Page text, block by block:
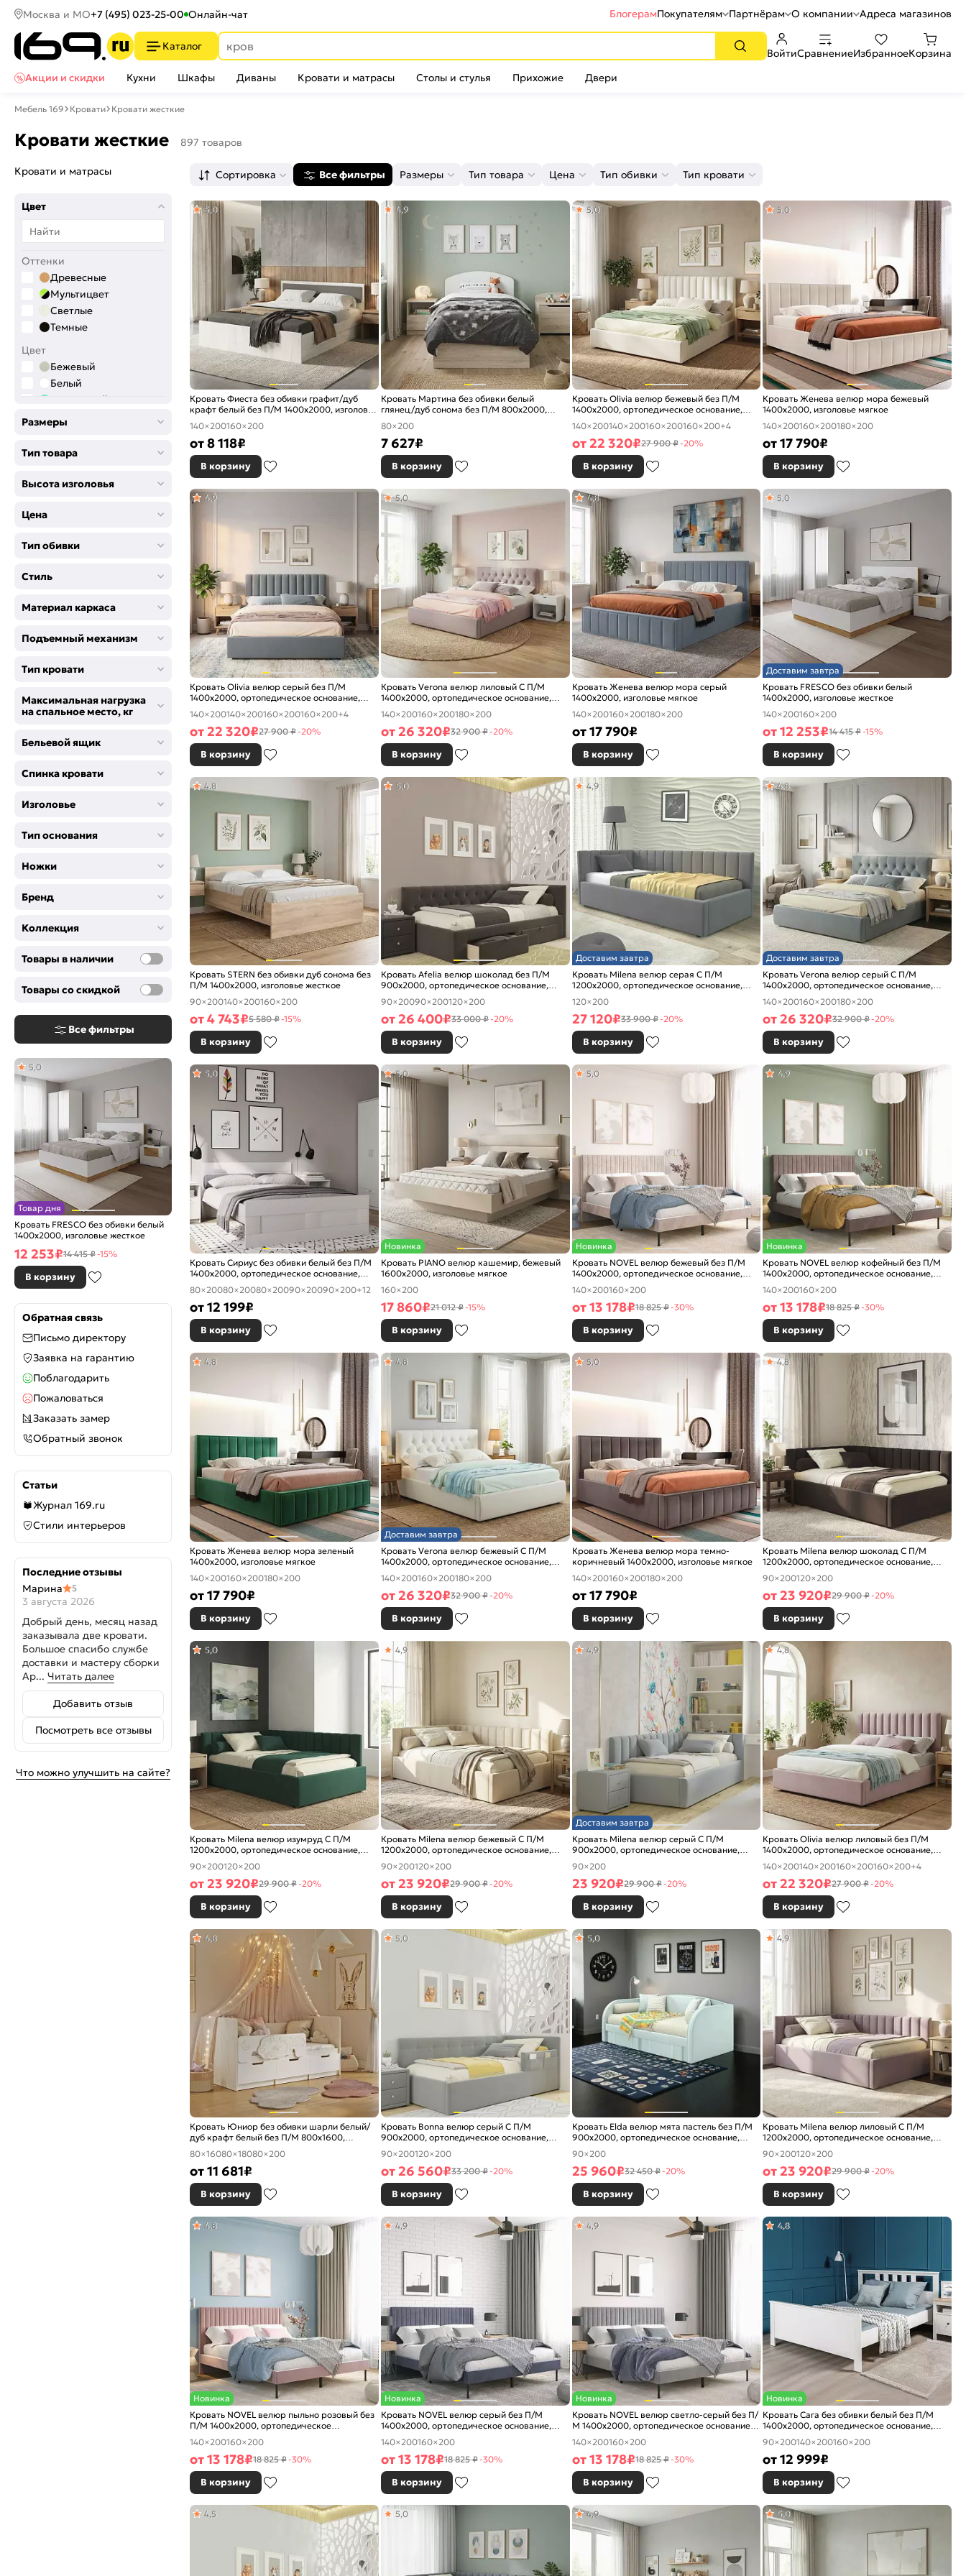
Москва и МО+7 (495) 023-25-00 Онлайн-чат БлогерамПокупателям Партнёрам О компании Адреса магазинов
Каталог
ВойтиСравнениеИзбранноеКорзина
Акции и скидки
Кухни Шкафы Диваны Кровати и матрасы Столы и стулья Прихожие Двери
Мебель 169 Кровати Кровати жесткие
Кровати жесткие 897 товаров
Кровати и матрасы
Цвет
Оттенки
Древесные
Мультицвет
Светлые
Темные
Цвет
Бежевый
Белый
Бирюзовый
Желтый
Коричневый
Синий
Фиолетовый
Размеры
Тип товара
Высота изголовья
Цена
Тип обивки
Стиль
Материал каркаса
Подъемный механизм
Тип кровати
Максимальная нагрузка
на спальное место, кг
Бельевой ящик
Спинка кровати
Изголовье
Тип основания
Ножки
Бренд
Коллекция
Товары в наличии
Товары со скидкой
Все фильтры
Товар дня
Кровать FRESCO без обивки белый
1400x2000, изголовье жесткое
5,0
12 253₽14 415 ₽-15%
В корзину
Обратная связь
Письмо директору
Заявка на гарантию
Поблагодарить
Пожаловаться
Заказать замер
Обратный звонок
Статьи
Журнал 169.ru
Стили интерьеров
Последние отзывы
Марина
5
3 августа 2026
Добрый день, месяц назад
заказывала две кровати.
Большое спасибо службе
доставки и мастеру сборки
Ар... Читать далее
Добавить отзыв
Посмотреть все отзывы
Что можно улучшить на сайте?
Сортировка Все фильтры Размеры Тип товара Цена Тип обивки Тип кровати
Кровать Фиеста без обивки графит/дуб
крафт белый без П/М 1400x2000, изголовье
5,0
140×200160×200
от8 118₽
В корзину
Кровать Мартина без обивки белый
глянец/дуб сонома без П/М 800x2000,
4,9
80×200
7 627₽
В корзину
Кровать Olivia велюр бежевый без П/М
1400x2000, ортопедическое основание,
5,0
140×200140×200160×200160×200+4
от 22 320₽27 900 ₽-20%
В корзину
Кровать Женева велюр мора бежевый
1400x2000, изголовье мягкое
5,0
140×200160×200180×200
от17 790₽
В корзину
Кровать Olivia велюр серый без П/М
1400x2000, ортопедическое основание,
4,9
140×200140×200160×200160×200+4
от 22 320₽27 900 ₽-20%
В корзину
Кровать Verona велюр лиловый С П/М
1400x2000, ортопедическое основание,
5,0
140×200160×200180×200
от 26 320₽32 900 ₽-20%
В корзину
Кровать Женева велюр мора серый
1400x2000, изголовье мягкое
4,8
140×200160×200180×200
от17 790₽
В корзину
Доставим завтра
Кровать FRESCO без обивки белый
1400x2000, изголовье жесткое
5,0
140×200160×200
от12 253₽14 415 ₽-15%
В корзину
Кровать STERN без обивки дуб сонома без
П/М 1400x2000, изголовье жесткое
4,8
90×200140×200160×200
от4 743₽5 580 ₽-15%
В корзину
Кровать Afelia велюр шоколад без П/М
900x2000, ортопедическое основание,
изголовье мягкое
5,0
90×20090×200120×200
от 26 400₽33 000 ₽-20%
В корзину
Доставим завтра
Кровать Milena велюр серая С П/М
1200x2000, ортопедическое основание,
изголовье мягкое
4,9
120×200
27 120₽33 900 ₽-20%
В корзину
Доставим завтра
Кровать Verona велюр серый С П/М
1400x2000, ортопедическое основание,
изголовье мягкое
4,8
140×200160×200180×200
от 26 320₽32 900 ₽-20%
В корзину
Кровать Сириус без обивки белый без П/М
1400x2000, ортопедическое основание,
изголовье жесткое
5,0
80×20080×20080×20090×20090×200+12
от12 199₽
В корзину
Новинка
Кровать PIANO велюр кашемир, бежевый
1600x2000, изголовье мягкое
5,0
160×200
17 860₽21 012 ₽-15%
В корзину
Новинка
Кровать NOVEL велюр бежевый без П/М
1400x2000, ортопедическое основание,
изголовье мягкое
5,0
140×200160×200
от13 178₽18 825 ₽-30%
В корзину
Новинка
Кровать NOVEL велюр кофейный без П/М
1400x2000, ортопедическое основание,
изголовье мягкое
4,9
140×200160×200
от13 178₽18 825 ₽-30%
В корзину
Кровать Женева велюр мора зеленый
1400x2000, изголовье мягкое
4,8
140×200160×200180×200
от17 790₽
В корзину
Доставим завтра
Кровать Verona велюр бежевый С П/М
1400x2000, ортопедическое основание,
4,8
140×200160×200180×200
от 26 320₽32 900 ₽-20%
В корзину
Кровать Женева велюр мора темно-
коричневый 1400x2000, изголовье мягкое
5,0
140×200160×200180×200
от17 790₽
В корзину
Кровать Milena велюр шоколад С П/М
1200x2000, ортопедическое основание,
4,8
90×200120×200
от 23 920₽29 900 ₽-20%
В корзину
Кровать Milena велюр изумруд С П/М
1200x2000, ортопедическое основание,
5,0
90×200120×200
от 23 920₽29 900 ₽-20%
В корзину
Кровать Milena велюр бежевый С П/М
1200x2000, ортопедическое основание,
4,9
90×200120×200
от 23 920₽29 900 ₽-20%
В корзину
Доставим завтра
Кровать Milena велюр серый С П/М
900x2000, ортопедическое основание,
4,9
90×200
23 920₽29 900 ₽-20%
В корзину
Кровать Olivia велюр лиловый без П/М
1400x2000, ортопедическое основание,
4,8
140×200140×200160×200160×200+4
от 22 320₽27 900 ₽-20%
В корзину
Кровать Юниор без обивки шарли белый/
дуб крафт белый без П/М 800x1600,
изголовье жесткое
4,8
80×16080×18080×200
от11 681₽
В корзину
Кровать Bonna велюр серый С П/М
900x2000, ортопедическое основание,
изголовье мягкое
5,0
90×200120×200
от 26 560₽33 200 ₽-20%
В корзину
Кровать Elda велюр мята пастель без П/М
900x2000, ортопедическое основание,
изголовье мягкое
5,0
90×200
25 960₽32 450 ₽-20%
В корзину
Кровать Milena велюр лиловый С П/М
1200x2000, ортопедическое основание,
изголовье мягкое
4,9
90×200120×200
от 23 920₽29 900 ₽-20%
В корзину
Новинка
Кровать NOVEL велюр пыльно розовый без
П/М 1400x2000, ортопедическое
основание, изголовье мягкое
4,8
140×200160×200
от13 178₽18 825 ₽-30%
В корзину
Новинка
Кровать NOVEL велюр серый без П/М
1400x2000, ортопедическое основание,
изголовье мягкое
4,9
140×200160×200
от13 178₽18 825 ₽-30%
В корзину
Новинка
Кровать NOVEL велюр светло-серый без П/
М 1400x2000, ортопедическое основание,
изголовье мягкое
4,9
140×200160×200
от13 178₽18 825 ₽-30%
В корзину
Новинка
Кровать Сага без обивки белый без П/М
1400x2000, ортопедическое основание,
изголовье жесткое
4,8
90×200140×200160×200
от12 999₽
В корзину
4,5 5,0 4,9 5,0